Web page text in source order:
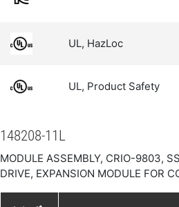
UL, HazLoc
UL, Product Safety
148208-11L
MODULE ASSEMBLY, CRIO-9803,
DRIVE, EXPANSION MODULE FOR